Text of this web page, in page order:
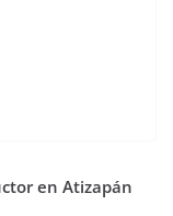
en Atizapán